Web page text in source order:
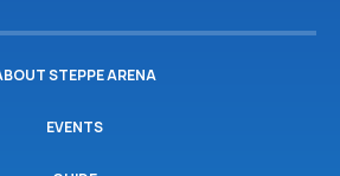
STEPPE ARENA
EVENTS